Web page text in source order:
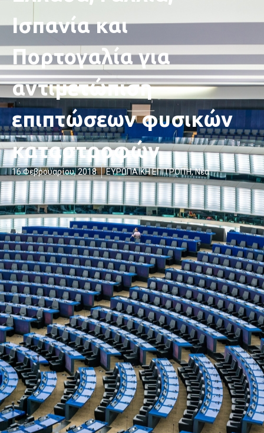
Ισπανία και
Πορτογαλία για
αντιμετώπιση
επιπτώσεων φυσικών
καταστροφών
16 Φεβρουαρίου, 2018 ΕΥΡΩΠΑΪΚΗ ΕΠΙΤΡΟΠΉ,Νέα